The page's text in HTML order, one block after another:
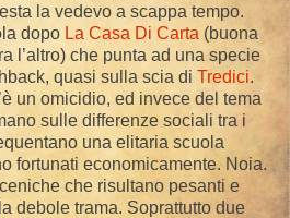
la vedevo a scappa tempo.
dopo La Casa Di Carta (buona
l’altro) che punta ad una specie
quasi sulla scia di Tredici.
un omicidio, ed invece del tema
sulle differenze sociali tra i
una elitaria scuola
fortunati economicamente. Noia.
che risultano pesanti e
debole trama. Soprattutto due